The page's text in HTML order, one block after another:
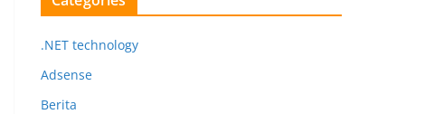
.NET technology
Adsense
Berita